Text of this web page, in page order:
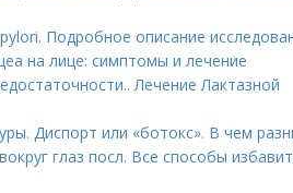
Подробное описание
на лице: симптомы и лечение
Лечение Лактазной
Диспорт или «ботокс». В чем
глаз посл. Все способы